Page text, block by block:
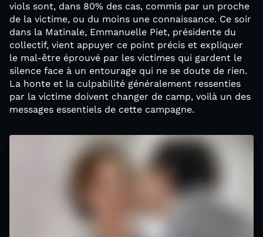
viols sont, dans 80% des cas, commis par un proche
de la victime, ou du moins une connaissance. Ce soir
dans la Matinale, Emmanuelle Piet, présidente du
collectif, vient appuyer ce point précis et expliquer
le mal-être éprouvé par les victimes qui gardent le
silence face à un entourage qui ne se doute de rien.
La honte et la culpabilité généralement ressenties
par la victime doivent changer de camp, voilà un des
messages essentiels de cette campagne.